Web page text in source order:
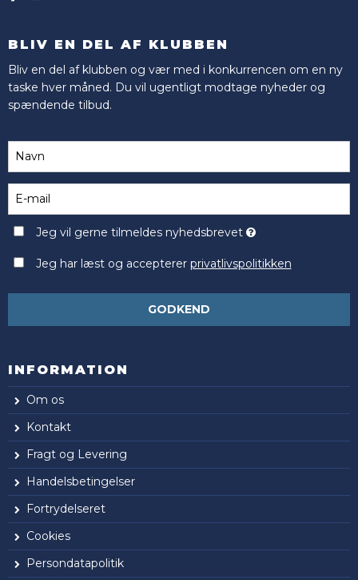
BLIV EN DEL AF KLUBBEN
Bliv en del af klubben og vær med i konkurrencen om en ny
taske hver måned. Du vil ugentligt modtage nyheder og
spændende tilbud.
Jeg vil gerne tilmeldes nyhedsbrevet
Jeg har læst og accepterer privatlivspolitikken
GODKEND
INFORMATION
Om os
Kontakt
Fragt og Levering
Handelsbetingelser
Fortrydelseret
Cookies
Persondatapolitik